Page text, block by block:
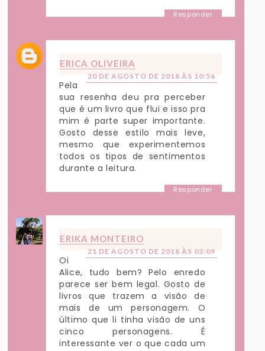
Responder
ERICA OLIVEIRA
20 DE AGOSTO DE 2018 ÀS 10:56
Pela
sua resenha deu pra perceber
que é um livro que flui e isso pra
mim é parte super importante.
Gosto desse estilo mais leve,
mesmo que experimentemos
todos os tipos de sentimentos
durante a leitura.
Responder
ERIKA MONTEIRO
21 DE AGOSTO DE 2018 ÀS 03:09
Oi
Alice, tudo bem? Pelo enredo
parece ser bem legal. Gosto de
livros que trazem a visão de
mais de um personagem. O
último que li tinha visão de uns
cinco personagens. É
interessante ver o que cada um